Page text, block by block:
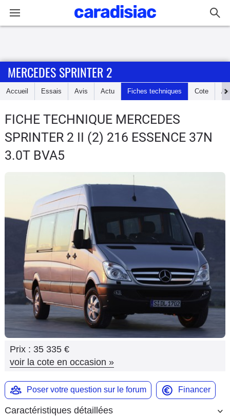
Accueil
Essais
Guide
d'achat
Utilitaires
Flottes
Auto
Services
Forum
Moto
Marques
MERCEDES SPRINTER 2
Accueil Essais Avis Actu Fiches techniques Cote
FICHE TECHNIQUE MERCEDES
SPRINTER 2 II (2) 216 ESSENCE 37N
3.0T BVA5
Prix : 35 335 €
voir la cote en occasion »
Poser votre question sur le forum Financer
Caractéristiques détaillées